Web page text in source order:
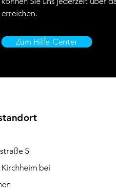
erreichen.
Zum Hilfe-Center
5
bei